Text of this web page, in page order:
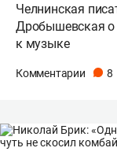
Челнинская
Дробышевская о
к музыке
Комментарии 8